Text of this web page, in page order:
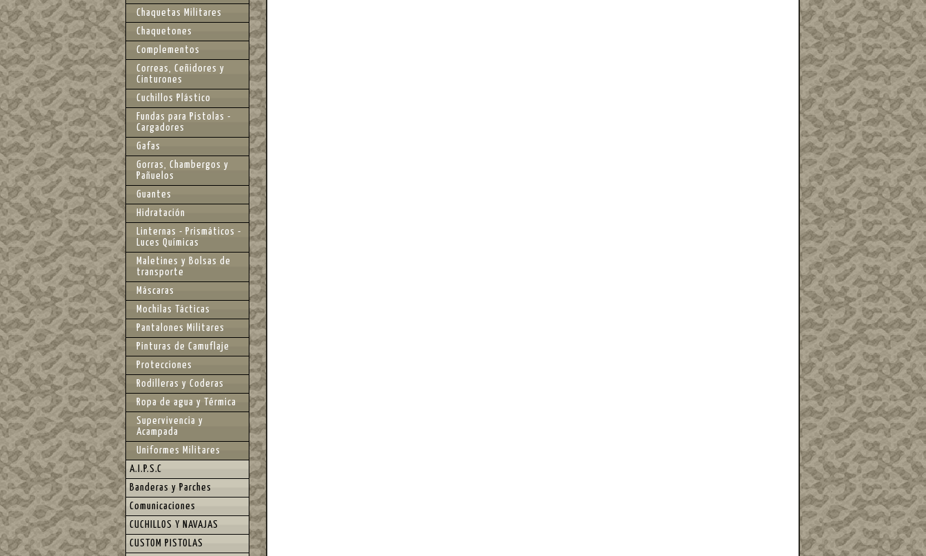
Chaquetas Militares
Chaquetones
Complementos
Correas, Ceñidores y
Cinturones
Cuchillos Plástico
Fundas para Pistolas -
Cargadores
Gafas
Gorras, Chambergos y
Pañuelos
Guantes
Hidratación
Linternas - Prismáticos -
Luces Químicas
Maletines y Bolsas de
transporte
Máscaras
Mochilas Tácticas
Pantalones Militares
Pinturas de Camuflaje
Protecciones
Rodilleras y Coderas
Ropa de agua y Térmica
Supervivencia y
Acampada
Uniformes Militares
A.I.P.S.C
Banderas y Parches
Comunicaciones
CUCHILLOS Y NAVAJAS
CUSTOM PISTOLAS